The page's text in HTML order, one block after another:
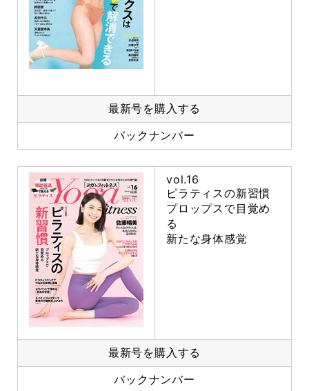
最新号を購入する
バックナンバー
vol.16
ピラティスの新習慣
プロップスで目覚め
る
新たな身体感覚
最新号を購入する
バックナンバー